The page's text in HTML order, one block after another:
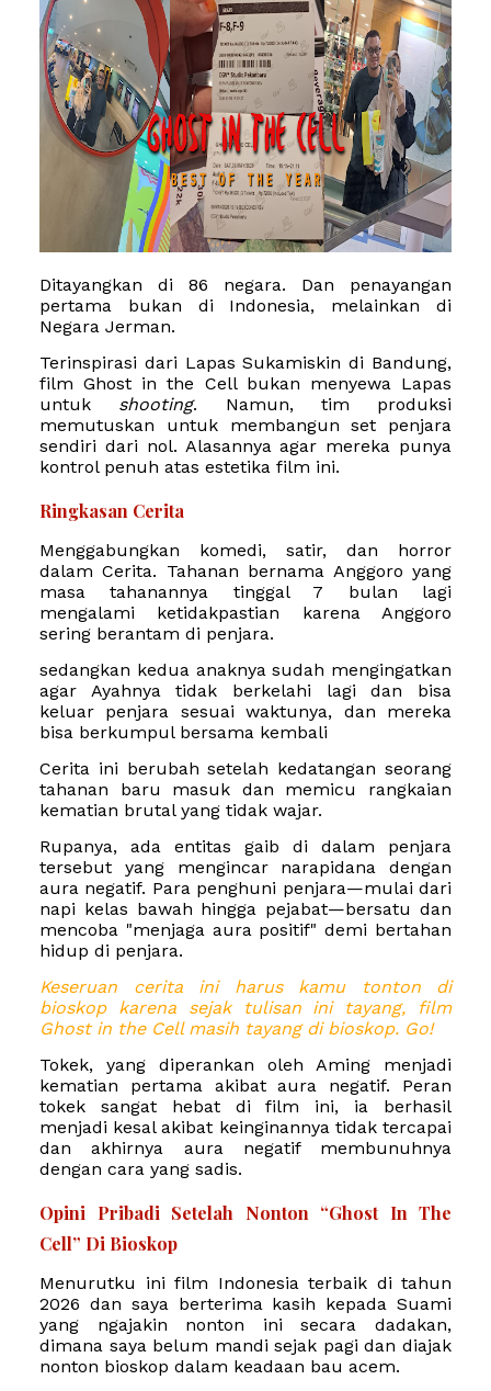
Ditayangkan di 86 negara. Dan penayangan
pertama bukan di Indonesia, melainkan di
Negara Jerman.
Terinspirasi dari Lapas Sukamiskin di Bandung,
film Ghost in the Cell bukan menyewa Lapas
untuk shooting. Namun, tim produksi
memutuskan untuk membangun set penjara
sendiri dari nol. Alasannya agar mereka punya
kontrol penuh atas estetika film ini.
Ringkasan Cerita
Menggabungkan komedi, satir, dan horror
dalam Cerita. Tahanan bernama Anggoro yang
masa tahanannya tinggal 7 bulan lagi
mengalami ketidakpastian karena Anggoro
sering berantam di penjara.
sedangkan kedua anaknya sudah mengingatkan
agar Ayahnya tidak berkelahi lagi dan bisa
keluar penjara sesuai waktunya, dan mereka
bisa berkumpul bersama kembali
Cerita ini berubah setelah kedatangan seorang
tahanan baru masuk dan memicu rangkaian
kematian brutal yang tidak wajar.
Rupanya, ada entitas gaib di dalam penjara
tersebut yang mengincar narapidana dengan
aura negatif. Para penghuni penjara—mulai dari
napi kelas bawah hingga pejabat—bersatu dan
mencoba "menjaga aura positif" demi bertahan
hidup di penjara.
Keseruan cerita ini harus kamu tonton di
bioskop karena sejak tulisan ini tayang, film
Ghost in the Cell masih tayang di bioskop. Go!
Tokek, yang diperankan oleh Aming menjadi
kematian pertama akibat aura negatif. Peran
tokek sangat hebat di film ini, ia berhasil
menjadi kesal akibat keinginannya tidak tercapai
dan akhirnya aura negatif membunuhnya
dengan cara yang sadis.
Opini Pribadi Setelah Nonton “Ghost In The
Cell” Di Bioskop
Menurutku ini film Indonesia terbaik di tahun
2026 dan saya berterima kasih kepada Suami
yang ngajakin nonton ini secara dadakan,
dimana saya belum mandi sejak pagi dan diajak
nonton bioskop dalam keadaan bau acem.